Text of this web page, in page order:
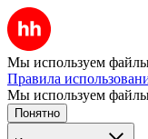
Мы используем файлы
Правила
Мы используем
Понятно